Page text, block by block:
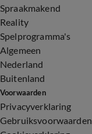
Spraakmakend
Reality
Spelprogramma's
Algemeen
Nederland
Buitenland
Voorwaarden
Privacyverklaring
Gebruiksvoorwaarden